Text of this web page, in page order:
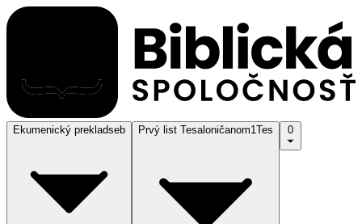
Ekumenický prekladseb Prvý list Tesaloničanom1Tes